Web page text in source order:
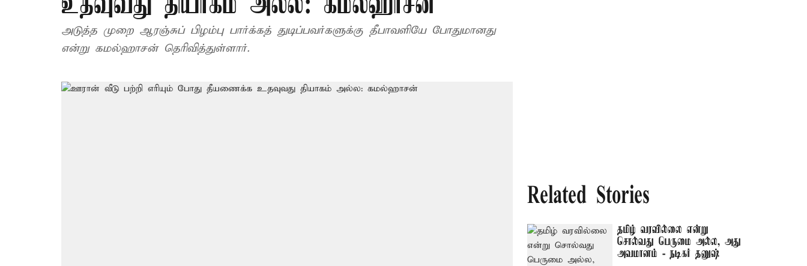
அடுத்த முறை ஆரஞ்சுப் பிழம்பு பார்க்கத் துடிப்பவர்களுக்கு தீபாவளியே போதுமானது
என்று கமல்ஹாசன் தெரிவித்துள்ளார்.
Related Stories
தமிழ் வரவில்லை என்று
சொல்வது பெருமை அல்ல, அது
அவமானம் - நடிகர் தனுஷ்